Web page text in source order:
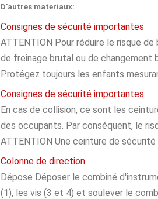
D'autres materiaux:
Consignes de sécurité importantes
ATTENTION Pour réduire le risque
de freinage brutal ou de changement
Protégez toujours les enfants
Consignes de sécurité importantes
En cas de collision, ce sont les
des occupants. Par conséquent, le
ATTENTION Une ceinture de sécurité
Colonne de direction
Dépose Déposer le combiné
(1), les vis (3 et 4) et soulever le